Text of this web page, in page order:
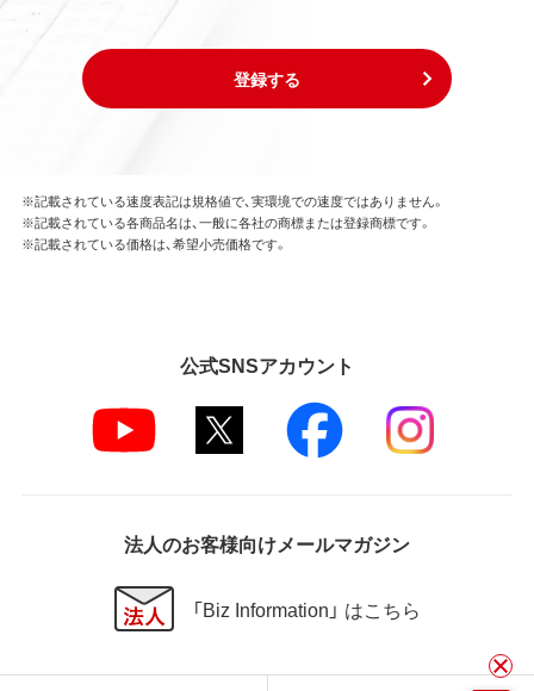
登録する
※記載されている速度表記は規格値で、実環境での速度ではありません。
※記載されている各商品名は、一般に各社の商標または登録商標です。
※記載されている価格は、希望小売価格です。
公式SNSアカウント
法人のお客様向けメールマガジン
「Biz Information」 はこちら